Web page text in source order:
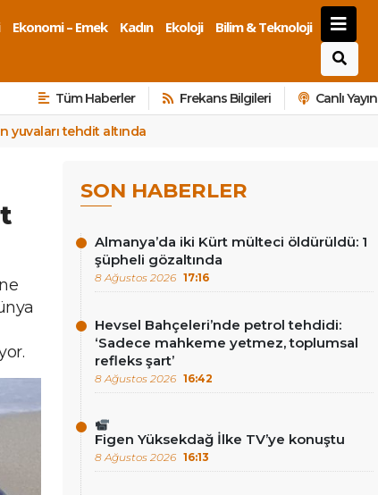
Ekonomi – Emek Kadın Ekoloji
Bilim & Teknoloji
Tüm Haberler Frekans Bilgileri Canlı Yayın
yuvaları tehdit altında
SON HABERLER
Almanya’da iki Kürt mülteci öldürüldü: 1
şüpheli gözaltında
8 Ağustos 2026 17:16
Hevsel Bahçeleri’nde petrol tehdidi:
‘Sadece mahkeme yetmez, toplumsal
refleks şart’
8 Ağustos 2026 16:42
Figen Yüksekdağ İlke TV’ye konuştu
8 Ağustos 2026 16:13